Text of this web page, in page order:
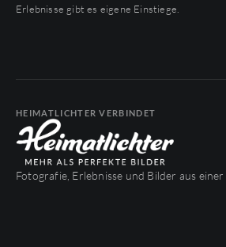
Erlebnisse gibt es eigene Einstiege.
HEIMATLICHTER VERBINDET
Fotografie, Erlebnisse und Bilder aus einer